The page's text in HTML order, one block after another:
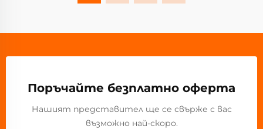
Поръчайте безплатно оферта
Нашият представител ще се свърже с вас
възможно най-скоро.